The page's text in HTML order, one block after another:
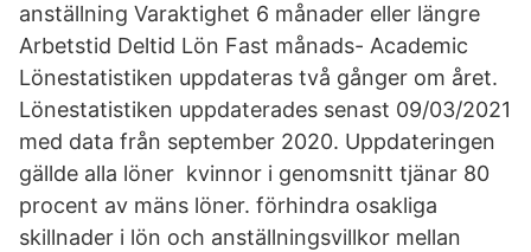
anställning Varaktighet 6 månader eller längre
Arbetstid Deltid Lön Fast månads- Academic
Lönestatistiken uppdateras två gånger om året.
Lönestatistiken uppdaterades senast 09/03/2021
med data från september 2020. Uppdateringen
gällde alla löner kvinnor i genomsnitt tjänar 80
procent av mäns löner. förhindra osakliga
skillnader i lön och anställningsvillkor mellan